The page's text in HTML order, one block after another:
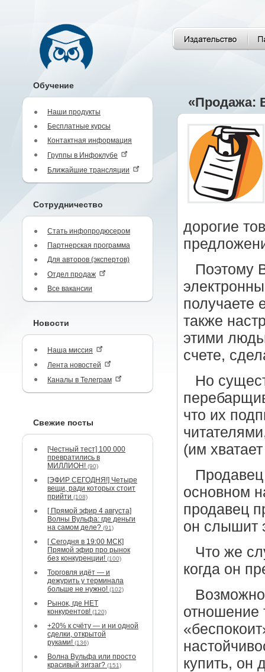
Обучение
Наши продукты
Бесплатные курсы
Контактная информация
Группы в Инфоклубе
Ближайшие трансляции
Сотрудничество
Стать инфопродюсером
Партнерская программа
Для авторов (экспертов)
Отдел продаж
Все вакансии
Новости
Наша миссия
Лента новостей
Каналы в Телеграм
Свежие посты
[Честный тест] 100 000
превратились в
МИЛЛИОН! (90)
[ЭФИР СЕГОДНЯ!] Четыре
вещи, ради которых стоит
прийти (108)
[ Прямой эфир 4 августа]
Волны Вульфа: где деньги
на самом деле? (91)
[ Сегодня в 19:00 МСК]
Прямой эфир про рынок
без конкуренции! (100)
Торговля идёт — и
дежурить у терминала
больше не нужно! (102)
Рынок, где НЕТ
конкурентов! (120)
+20% к счёту — и ни одной
сделки, открытой
руками! (136)
Волна Вульфа или просто
красивый зигзаг? (151)
«Продажа:
дорогие
Поэтому
получаете
также
этими
счете,
Но
что их
(им
основном
продавец
он слышит
Что же
когда он
отношение
купить, он